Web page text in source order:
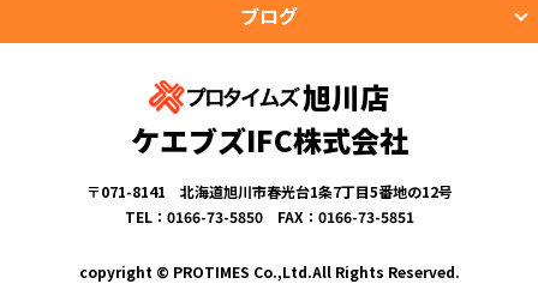
ブログ
旭川店
ケエブズIFC株式会社
〒071-8141 北海道旭川市春光台1条7丁目5番地の12号
TEL：0166-73-5850 FAX：0166-73-5851
copyright © PROTIMES Co.,Ltd.All Rights Reserved.